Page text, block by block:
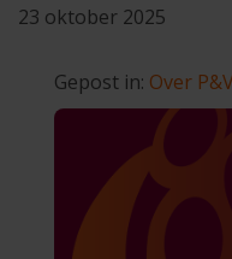
23 oktober 2025
Gepost in: Over